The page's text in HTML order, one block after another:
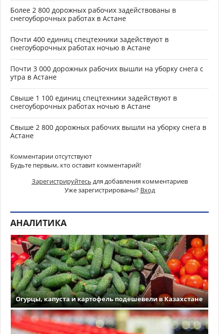
Более 2 800 дорожных рабочих задействованы в
снегоуборочных работах в Астане
Почти 400 единиц спецтехники задействуют в
снегоуборочных работах ночью в Астане
Почти 3 000 дорожных рабочих вышли на уборку снега с
утра в Астане
Свыше 1 100 единиц спецтехники задействуют в
снегоуборочных работах ночью в Астане
Свыше 2 800 дорожных рабочих вышли на уборку снега в
Астане
Комментарии отсутствуют
Будьте первым, кто оставит комментарий!
Зарегистрируйтесь для добавления комментариев
Уже зарегистрированы? Вход
АНАЛИТИКА
Огурцы, капуста и картофель подешевели в Казахстане